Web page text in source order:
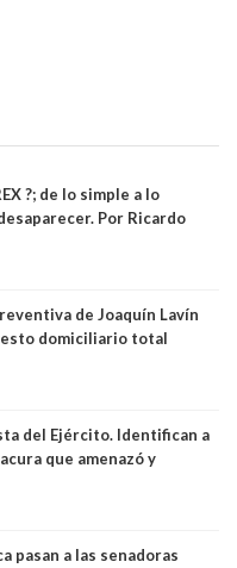
?; de lo simple a lo
Por Ricardo
de Joaquín Lavín
domiciliario total
del Ejército. Identifican a
que amenazó y
de Andrés Arrieta y la
pasan a las senadoras